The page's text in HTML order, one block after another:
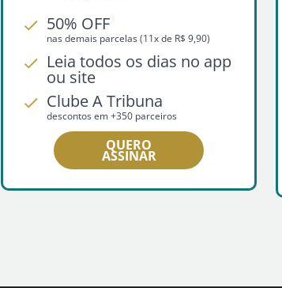
50% OFF
nas demais parcelas (11x de R$ 9,90)
Leia todos os dias no app
ou site
Clube A Tribuna
descontos em +350 parceiros
QUERO
ASSINAR